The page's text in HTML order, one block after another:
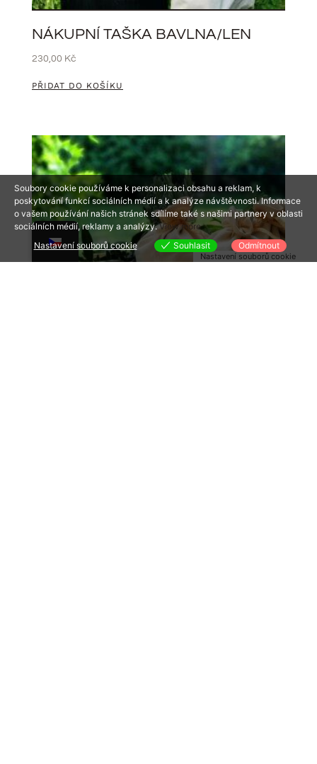
NÁKUPNÍ TAŠKA BAVLNA/LEN
230,00 Kč
PŘIDAT DO KOŠÍKU
Soubory cookie používáme k personalizaci obsahu a reklam, k
poskytování funkcí sociálních médií a k analýze návštěvnosti. Informace
o vašem používání našich stránek sdílíme také s našimi partnery v oblasti
sociálních médií, reklamy a analýzy.View more
Nastavení souborů cookie
Souhlasit Odmítnout
Nastavení souborů cookie